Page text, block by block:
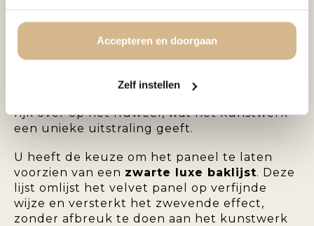
Accepteren en doorgaan
Zelf instellen
en karakter, en maakt het een echte
blikvanger aan de muur.
voor moderne, klassieke of hotel chique
rijk over op het fluweel, wat het kunstwerk
een unieke uitstraling geeft.
U heeft de keuze om het paneel te laten
voorzien van een zwarte luxe baklijst. Deze
lijst omlijst het velvet panel op verfijnde
wijze en versterkt het zwevende effect,
zonder afbreuk te doen aan het kunstwerk